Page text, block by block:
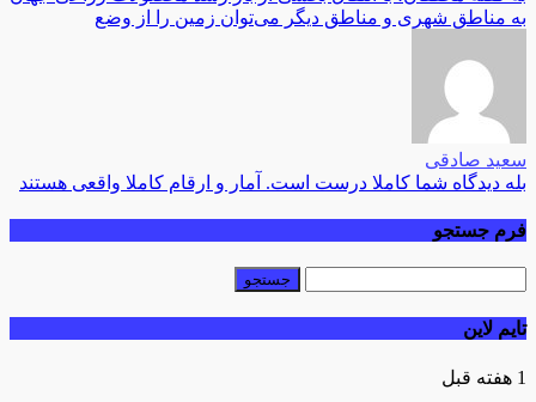
به مناطق شهری و مناطق دیگر می‌توان زمین را از وضع
سعید صادقی
بله دیدگاه شما کاملا درست است. آمار و ارقام کاملا واقعی هستند
فرم جستجو
تایم لاین
1 هفته قبل